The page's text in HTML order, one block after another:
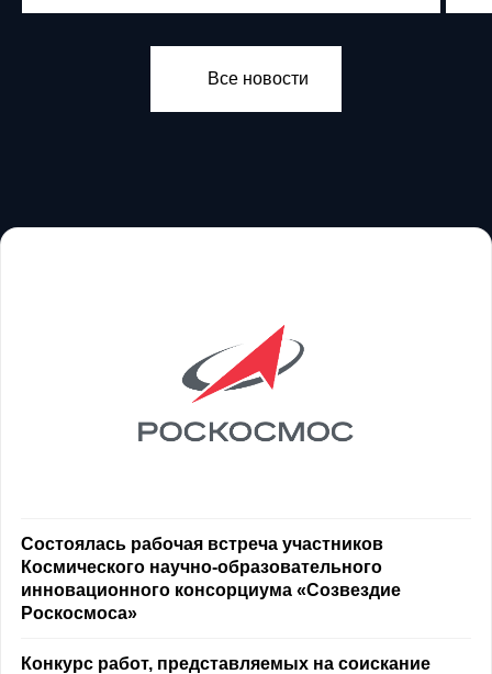
Все новости
Состоялась рабочая встреча участников
Космического научно-образовательного
инновационного консорциума «Созвездие
Роскосмоса»
Конкурс работ, представляемых на соискание